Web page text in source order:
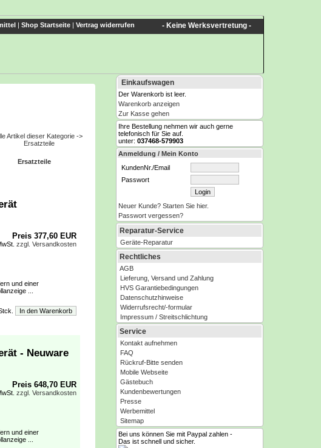
- Keine Werksvertretung -
| Shop Startseite | Vertrag widerrufen
Ersatzteile
Preis 377,60 EUR
zzgl. Versandkosten
und einer
...
- Neuware
Preis 648,70 EUR
zzgl. Versandkosten
und einer
...
Einkaufswagen
Der Warenkorb ist leer.
Warenkorb anzeigen
Zur Kasse gehen
Ihre Bestellung nehmen wir auch gerne
telefonisch für Sie auf.
unter: 037468-579903
Anmeldung / Mein Konto
KundenNr./Email
Passwort
Neuer Kunde? Starten Sie hier.
Passwort vergessen?
Reparatur-Service
Geräte-Reparatur
Rechtliches
AGB
Lieferung, Versand und Zahlung
HVS Garantiebedingungen
Datenschutzhinweise
Widerrufsrecht/-formular
Impressum / Streitschlichtung
Service
Kontakt aufnehmen
FAQ
Rückruf-Bitte senden
Mobile Webseite
Gästebuch
Kundenbewertungen
Presse
Werbemittel
Sitemap
Bei uns können Sie mit Paypal zahlen -
Das ist schnell und sicher.